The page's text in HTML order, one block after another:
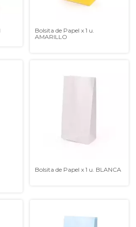
Bolsita de Papel x 1 u.
AMARILLO
Bolsita de Papel x 1 u. BLANCA